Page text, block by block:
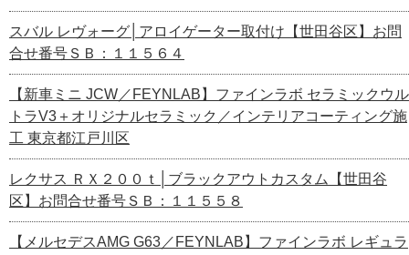
スバル レヴォーグ│アロイゲーター取付け【世田谷区】お問
合せ番号ＳＢ：１１５６４
【新車ミニ JCW／FEYNLAB】ファインラボ セラミックウル
トラV3＋オリジナルセラミック／インテリアコーティング施
工 東京都江戸川区
レクサス ＲＸ２００ｔ│ブラックアウトカスタム【世田谷
区】お問合せ番号ＳＢ：１１５５８
【メルセデスAMG G63／FEYNLAB】ファインラボ レギュラ